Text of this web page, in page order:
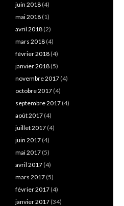
juin 2018 (4)
mai 2018 (1)
avril 2018 (2)
mars 2018 (4)
février 2018 (4)
janvier 2018 (5)
novembre 2017 (4)
octobre 2017 (4)
septembre 2017 (4)
août 2017 (4)
juillet 2017 (4)
juin 2017 (4)
mai 2017 (5)
avril 2017 (4)
mars 2017 (5)
février 2017 (4)
janvier 2017 (34)